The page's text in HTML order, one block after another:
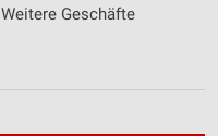
Weitere Geschäfte